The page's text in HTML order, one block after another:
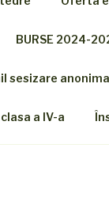
BURSE 2024-
sesizare
a IV-a